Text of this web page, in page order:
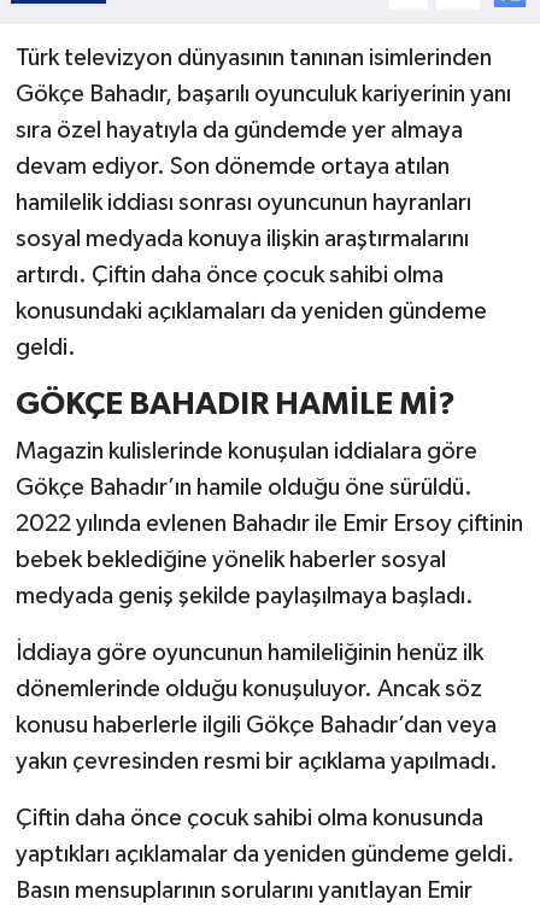
Türk televizyon dünyasının tanınan isimlerinden
Gökçe Bahadır, başarılı oyunculuk kariyerinin yanı
sıra özel hayatıyla da gündemde yer almaya
devam ediyor. Son dönemde ortaya atılan
hamilelik iddiası sonrası oyuncunun hayranları
sosyal medyada konuya ilişkin araştırmalarını
artırdı. Çiftin daha önce çocuk sahibi olma
konusundaki açıklamaları da yeniden gündeme
geldi.
GÖKÇE BAHADIR HAMİLE Mİ?
Magazin kulislerinde konuşulan iddialara göre
Gökçe Bahadır’ın hamile olduğu öne sürüldü.
2022 yılında evlenen Bahadır ile Emir Ersoy çiftinin
bebek beklediğine yönelik haberler sosyal
medyada geniş şekilde paylaşılmaya başladı.
İddiaya göre oyuncunun hamileliğinin henüz ilk
dönemlerinde olduğu konuşuluyor. Ancak söz
konusu haberlerle ilgili Gökçe Bahadır’dan veya
yakın çevresinden resmi bir açıklama yapılmadı.
Çiftin daha önce çocuk sahibi olma konusunda
yaptıkları açıklamalar da yeniden gündeme geldi.
Basın mensuplarının sorularını yanıtlayan Emir